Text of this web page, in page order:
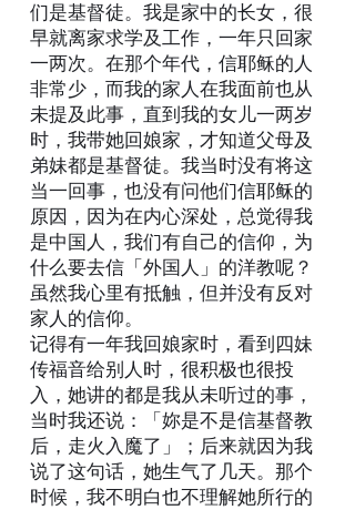
们是基督徒。我是家中的长女，很
早就离家求学及工作，一年只回家
一两次。在那个年代，信耶稣的人
非常少，而我的家人在我面前也从
未提及此事，直到我的女儿一两岁
时，我带她回娘家，才知道父母及
弟妹都是基督徒。我当时没有将这
当一回事，也没有问他们信耶稣的
原因，因为在内心深处，总觉得我
是中国人，我们有自己的信仰，为
什么要去信「外国人」的洋教呢？
虽然我心里有抵触，但并没有反对
家人的信仰。
记得有一年我回娘家时，看到四妹
传福音给别人时，很积极也很投
入，她讲的都是我从未听过的事，
当时我还说：「妳是不是信基督教
后，走火入魔了」；后来就因为我
说了这句话，她生气了几天。那个
时候，我不明白也不理解她所行的